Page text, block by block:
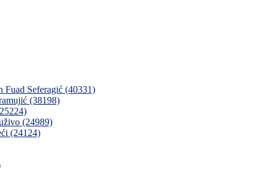
Seferagić (40331)
(38198)
(24989)
(24124)